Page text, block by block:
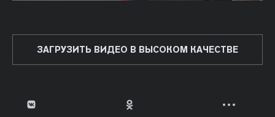
ЗАГРУЗИТЬ ВИДЕО В ВЫСОКОМ КАЧЕСТВЕ